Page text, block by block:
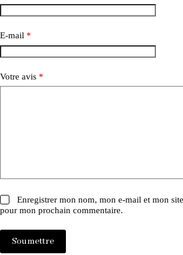
E-mail *
Votre avis *
Enregistrer mon nom, mon e-mail et mon
pour mon prochain commentaire.
Soumettre